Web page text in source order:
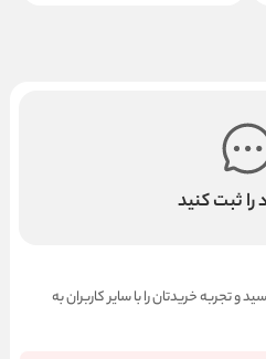
را ثبت کنید
و تجربه خریدتان را با سایر کاربران به